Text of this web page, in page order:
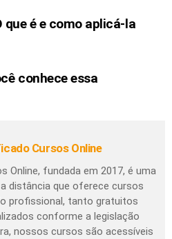
que é e como aplicá-la
conhece essa
Cursos Online
Online, fundada em 2017, é uma
distância que oferece cursos
profissional, tanto gratuitos
conforme a legislação
nossos cursos são acessíveis